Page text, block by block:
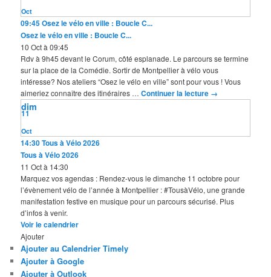
Oct
09:45Osez le vélo en ville : Boucle C...
Osez le vélo en ville : Boucle C...
10 Oct à 09:45
Rdv à 9h45 devant le Corum, côté esplanade. Le parcours se termine
sur la place de la Comédie. Sortir de Montpellier à vélo vous
intéresse? Nos ateliers “Osez le vélo en ville” sont pour vous ! Vous
aimeriez connaître des itinéraires …Continuer la lecture →
Oct
11
dim
14:30Tous à Vélo 2026
Tous à Vélo 2026
11 Oct à 14:30
Marquez vos agendas : Rendez-vous le dimanche 11 octobre pour
l’évènement vélo de l’année à Montpellier : #TousàVélo, une grande
manifestation festive en musique pour un parcours sécurisé. Plus
d’infos à venir.
Voir le calendrier
Ajouter
Ajouter au Calendrier Timely
Ajouter à Google
Ajouter à Outlook